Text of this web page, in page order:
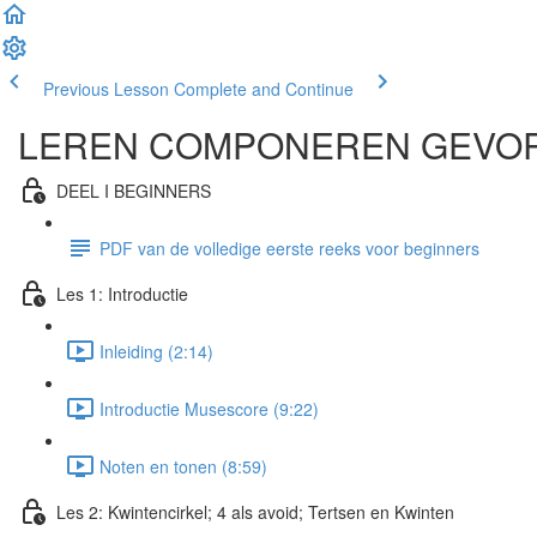
Previous Lesson Complete and Continue
LEREN COMPONEREN
DEEL I BEGINNERS
PDF van de volledige eerste reeks voor beginners
Les 1: Introductie
Inleiding (2:14)
Introductie Musescore (9:22)
Noten en tonen (8:59)
Les 2: Kwintencirkel; 4 als avoid; Tertsen en Kwinten